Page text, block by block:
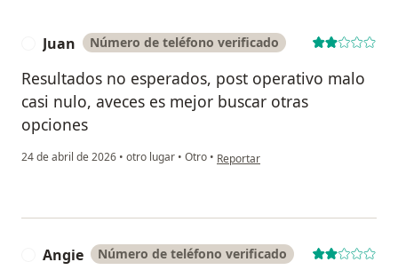
Juan Número de teléfono verificado
Resultados no esperados, post operativo malo
casi nulo, aveces es mejor buscar otras
opciones
24 de abril de 2026 • otro lugar • Otro • en opinión del usuario Juan
Reportar
Angie Número de teléfono verificado